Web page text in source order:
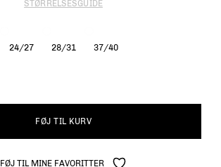
STØRRELSESGUIDE
24/27 28/31 37/40
FØJ TIL KURV
FØJ TIL MINE FAVORITTER